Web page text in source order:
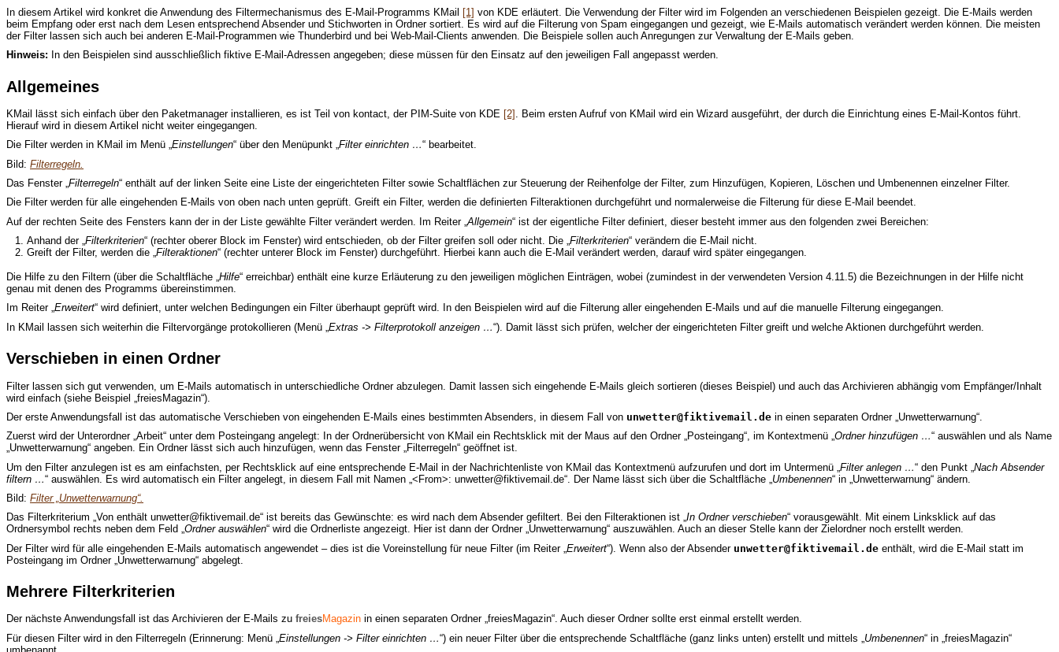
In diesem Artikel wird konkret die Anwendung des Filtermechanismus des E-Mail-Programms KMail
[1] von KDE erläutert. Die Verwendung der Filter wird im Folgenden an verschiedenen Beispielen gezeigt. Die E-Mails werden
beim Empfang oder erst nach dem Lesen entsprechend Absender und Stichworten in Ordner sortiert. Es wird auf die Filterung von Spam eingegangen und gezeigt, wie E-Mails automatisch verändert werden können. Die meisten
der Filter lassen sich auch bei anderen E-Mail-Programmen wie Thunderbird und bei Web-Mail-Clients anwenden. Die Beispiele sollen auch Anregungen zur Verwaltung der E-Mails geben.
Hinweis: In den Beispielen sind ausschließlich fiktive E-Mail-Adressen angegeben; diese müssen für den Einsatz auf den jeweiligen Fall angepasst werden.
Allgemeines
KMail lässt sich einfach über den Paketmanager installieren, es ist Teil von kontact, der PIM-Suite von KDE [2]
. Beim ersten Aufruf von KMail wird ein Wizard ausgeführt, der durch die Einrichtung eines E-Mail-Kontos führt.
Hierauf wird in diesem Artikel nicht weiter eingegangen.
Die Filter werden in KMail im Menü „Einstellungen“ über den Menüpunkt „Filter einrichten …“ bearbeitet.
Bild: Filterregeln.
Das Fenster „ Filterregeln“ enthält auf der linken Seite eine Liste der eingerichteten Filter sowie Schaltflächen zur Steuerung der Reihenfolge der Filter, zum Hinzufügen, Kopieren, Löschen und Umbenennen einzelner Filter.
Die Filter werden für alle eingehenden E-Mails von oben nach unten geprüft. Greift ein Filter, werden die definierten Filteraktionen durchgeführt und normalerweise die Filterung für diese E-Mail beendet.
Auf der rechten Seite des Fensters kann der in der Liste gewählte Filter verändert werden. Im Reiter „ Allgemein“ ist der eigentliche Filter definiert, dieser besteht immer aus den folgenden zwei Bereichen:
Anhand der „Filterkriterien“ (rechter oberer Block im Fenster) wird entschieden, ob der Filter greifen soll oder nicht. Die „Filterkriterien“ verändern die E-Mail nicht.
Greift der Filter, werden die „Filteraktionen“ (rechter unterer Block im Fenster) durchgeführt. Hierbei kann auch die E-Mail verändert werden, darauf wird später eingegangen.
Die Hilfe zu den Filtern (über die Schaltfläche „Hilfe“ erreichbar) enthält eine kurze Erläuterung zu den jeweiligen möglichen Einträgen, wobei (zumindest in der verwendeten Version 4.11.5) die Bezeichnungen in der Hilfe nicht
genau mit denen des Programms übereinstimmen.
Im Reiter „Erweitert“ wird definiert, unter welchen Bedingungen ein Filter überhaupt geprüft wird. In den Beispielen wird auf die Filterung aller eingehenden E-Mails und auf die manuelle Filterung eingegangen.
In KMail lassen sich weiterhin die Filtervorgänge protokollieren (Menü „ Extras -> Filterprotokoll anzeigen …“). Damit lässt sich prüfen, welcher der eingerichteten Filter greift und welche Aktionen durchgeführt werden.
Verschieben in einen Ordner
Filter lassen sich gut verwenden, um E-Mails automatisch in unterschiedliche Ordner abzulegen. Damit lassen sich eingehende E-Mails gleich sortieren (dieses Beispiel) und auch das Archivieren abhängig vom Empfänger/Inhalt
wird einfach (siehe Beispiel „freiesMagazin“).
Der erste Anwendungsfall ist das automatische Verschieben von eingehenden E-Mails eines bestimmten Absenders, in diesem Fall von unwetter@fiktivemail.de in einen separaten Ordner „Unwetterwarnung“.
Zuerst wird der Unterordner „Arbeit“ unter dem Posteingang angelegt: In der Ordnerübersicht von KMail ein Rechtsklick mit der Maus auf den Ordner „Posteingang“, im Kontextmenü „Ordner hinzufügen …“ auswählen und als Name
„Unwetterwarnung“ angeben. Ein Ordner lässt sich auch hinzufügen, wenn das Fenster „Filterregeln“ geöffnet ist.
Um den Filter anzulegen ist es am einfachsten, per Rechtsklick auf eine entsprechende E-Mail in der Nachrichtenliste von KMail das Kontextmenü aufzurufen und dort im Untermenü „ Filter anlegen …“ den Punkt „ Nach Absender
filtern …“ auswählen. Es wird automatisch ein Filter angelegt, in diesem Fall mit Namen „<From>: unwetter@fiktivemail.de“. Der Name lässt sich über die Schaltfläche „ Umbenennen“ in „Unwetterwarnung“ ändern.
Bild: Filter „Unwetterwarnung“.
Das Filterkriterium „Von enthält unwetter@fiktivemail.de“ ist bereits das Gewünschte: es wird nach dem Absender gefiltert. Bei den Filteraktionen ist „In Ordner verschieben“ vorausgewählt. Mit einem Linksklick auf das
Ordnersymbol rechts neben dem Feld „Ordner auswählen“ wird die Ordnerliste angezeigt. Hier ist dann der Ordner „Unwetterwarnung“ auszuwählen. Auch an dieser Stelle kann der Zielordner noch erstellt werden.
Der Filter wird für alle eingehenden E-Mails automatisch angewendet – dies ist die Voreinstellung für neue Filter (im Reiter „ Erweitert“). Wenn also der Absender unwetter@fiktivemail.de enthält, wird die E-Mail statt im
Posteingang im Ordner „Unwetterwarnung“ abgelegt.
Mehrere Filterkriterien
Der nächste Anwendungsfall ist das Archivieren der E-Mails zu freiesMagazin in einen separaten Ordner „freiesMagazin“. Auch dieser Ordner sollte erst einmal erstellt werden.
Für diesen Filter wird in den Filterregeln (Erinnerung: Menü „ Einstellungen -> Filter einrichten …“) ein neuer Filter über die entsprechende Schaltfläche (ganz links unten) erstellt und mittels „ Umbenennen“ in „freiesMagazin“